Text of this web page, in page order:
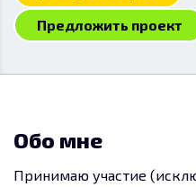
Предложить проект
Обо мне
Принимаю участие